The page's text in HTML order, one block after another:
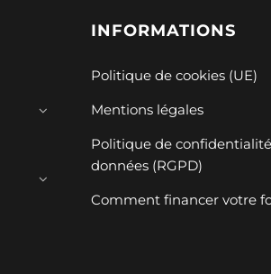
INFORMATIONS
Politique de cookies (UE)
Mentions légales
Politique de
données (RGPD)
Comment financer votre